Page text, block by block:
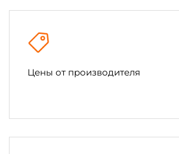
Цены от производителя